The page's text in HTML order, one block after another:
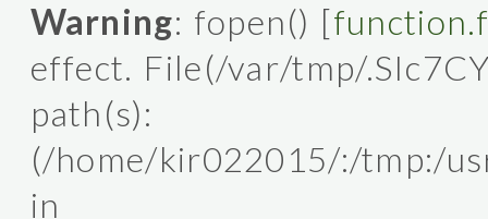
Warning: fopen() [
effect. File(/var/tmp/
path(s):
(/home/kir022015/:/tmp:/
in